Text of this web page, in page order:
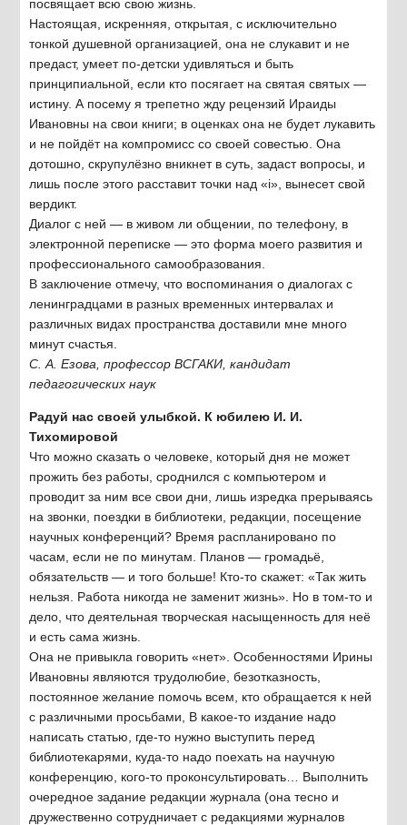
посвящает всю свою жизнь.
Настоящая, искренняя, открытая, с исключительно
тонкой душевной организацией, она не слукавит и не
предаст, умеет по-детски удивляться и быть
принципиальной, если кто посягает на святая святых —
истину. А посему я трепетно жду рецензий Ираиды
Ивановны на свои книги; в оценках она не будет лукавить
и не пойдёт на компромисс со своей совестью. Она
дотошно, скрупулёзно вникнет в суть, задаст вопросы, и
лишь после этого расставит точки над «i», вынесет свой
вердикт.
Диалог с ней — в живом ли общении, по телефону, в
электронной переписке — это форма моего развития и
профессионального самообразования.
В заключение отмечу, что воспоминания о диалогах с
ленинградцами в разных временных интервалах и
различных видах пространства доставили мне много
минут счастья.
С. А. Езова, профессор ВСГАКИ, кандидат
педагогических наук
Радуй нас своей улыбкой. К юбилею И. И.
Тихомировой
Что можно сказать о человеке, который дня не может
прожить без работы, сроднился с компьютером и
проводит за ним все свои дни, лишь изредка прерываясь
на звонки, поездки в библиотеки, редакции, посещение
научных конференций? Время распланировано по
часам, если не по минутам. Планов — громадьё,
обязательств — и того больше! Кто-то скажет: «Так жить
нельзя. Работа никогда не заменит жизнь». Но в том-то и
дело, что деятельная творческая насыщенность для неё
и есть сама жизнь.
Она не привыкла говорить «нет». Особенностями Ирины
Ивановны являются трудолюбие, безотказность,
постоянное желание помочь всем, кто обращается к ней
с различными просьбами, В какое-то издание надо
написать статью, где-то нужно выступить перед
библиотекарями, куда-то надо поехать на научную
конференцию, кого-то проконсультировать… Выполнить
очередное задание редакции журнала (она тесно и
дружественно сотрудничает с редакциями журналов